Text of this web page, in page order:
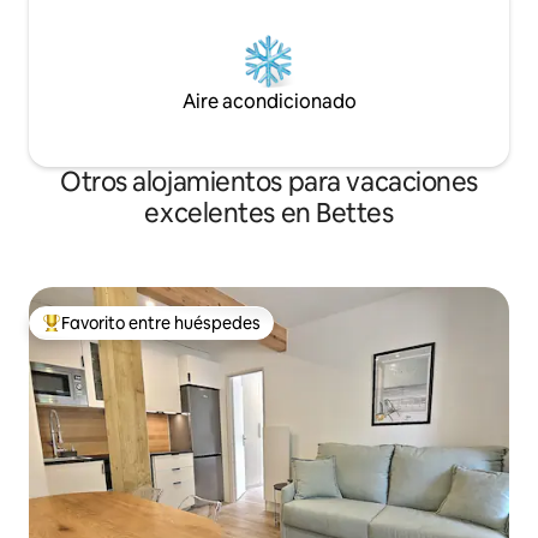
Aire acondicionado
Otros alojamientos para vacaciones
excelentes en Bettes
Favorito entre huéspedes preferido
Favorito entre huéspedes